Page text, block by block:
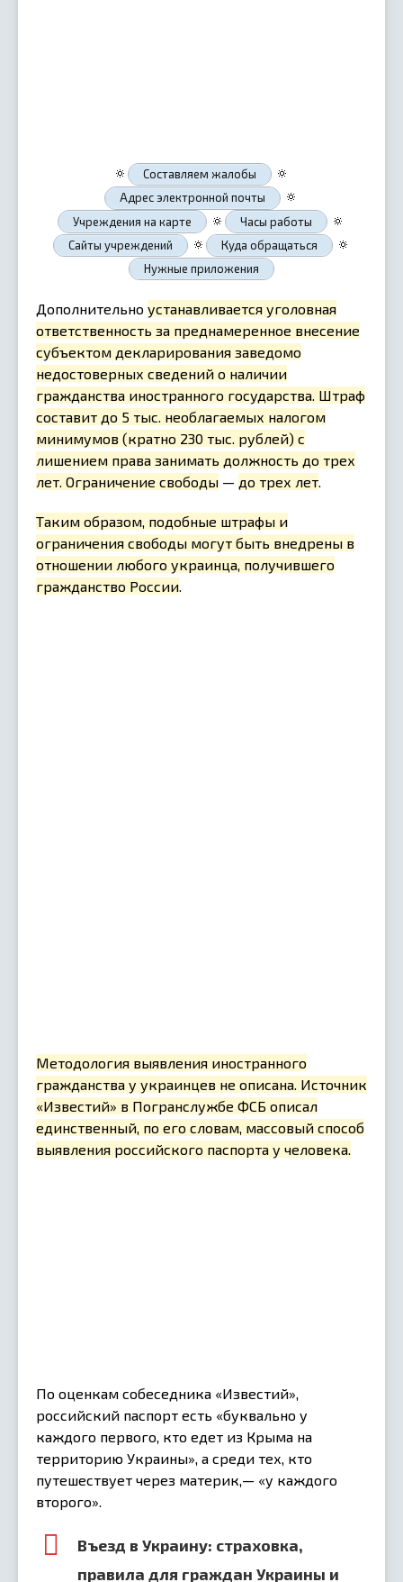
🔅 Составляем жалобы 🔅
Адрес электронной почты 🔅
Учреждения на карте 🔅 Часы работы 🔅
Сайты учреждений 🔅 Куда обращаться 🔅
Нужные приложения
Дополнительно устанавливается уголовная
ответственность за преднамеренное внесение
субъектом декларирования заведомо
недостоверных сведений о наличии
гражданства иностранного государства. Штраф
составит до 5 тыс. необлагаемых налогом
минимумов (кратно 230 тыс. рублей) с
лишением права занимать должность до трех
лет. Ограничение свободы — до трех лет.
Таким образом, подобные штрафы и
ограничения свободы могут быть внедрены в
отношении любого украинца, получившего
гражданство России.
Методология выявления иностранного
гражданства у украинцев не описана. Источник
«Известий» в Погранслужбе ФСБ описал
единственный, по его словам, массовый способ
выявления российского паспорта у человека.
По оценкам собеседника «Известий»,
российский паспорт есть «буквально у
каждого первого, кто едет из Крыма на
территорию Украины», а среди тех, кто
путешествует через материк,— «у каждого
второго».
Въезд в Украину: страховка,
правила для граждан Украины и